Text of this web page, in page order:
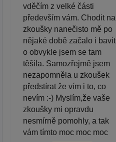
vděčím z velké části
především vám. Chodit na
zkoušky nanečisto mě po
nějaké době začalo i bavit
o obvykle jsem se tam
těšila. Samozřejmě jsem
nezapomněla u zkoušek
předstírat že vím i to, co
nevím :-) Myslím,že vaše
zkoušky mi opravdu
nesmírně pomohly, a tak
vám tímto moc moc moc